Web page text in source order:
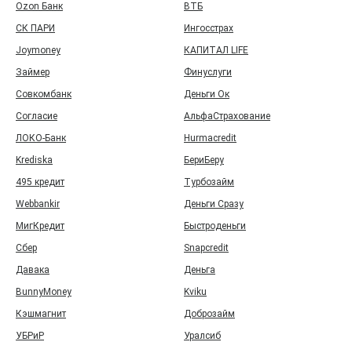
Ozon Банк
ВТБ
СК ПАРИ
Ингосстрах
Joymoney
КАПИТАЛ LIFE
Займер
Финуслуги
Совкомбанк
Деньги Ок
Согласие
АльфаСтрахование
ЛОКО-Банк
Hurmacredit
Krediska
БериБеру
495 кредит
Турбозайм
Webbankir
Деньги Сразу
МигКредит
Быстроденьги
Сбер
Snapcredit
Давака
Деньга
BunnyMoney
Kviku
Кэшмагнит
Доброзайм
УБРиР
Уралсиб